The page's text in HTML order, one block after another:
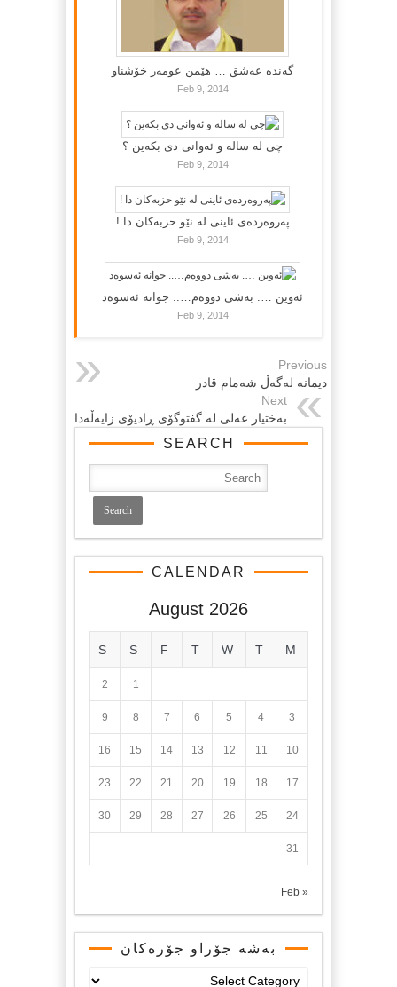
گه‌نده‌ عه‌شق … هێمن عومه‌ر خۆشناو
Feb 9, 2014
چی لە سالە و ئەوانی دی بكەین ؟
Feb 9, 2014
پەروەردەی ئاینی لە نێو حزبەکان دا !
Feb 9, 2014
ئەوین …. بەشی دووەم….. جوانە ئەسوەد
Feb 9, 2014
Previous
دیمانه‌ له‌گه‌ڵ شه‌مام قادر
Next
به‌ختیار عه‌لی له‌ گفتوگۆی ڕادیۆی زایه‌ڵه‌دا
SEARCH
CALENDAR
August 2026
M
T
W
T
F
S
S
1
2
3
4
5
6
7
8
9
10
11
12
13
14
15
16
17
18
19
20
21
22
23
24
25
26
27
28
29
30
31
« Feb
بەشە جۆراو جۆرەکان